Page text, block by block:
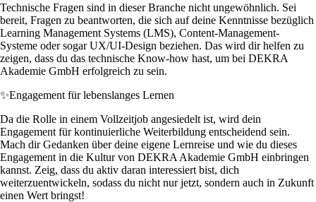
Technische Fragen sind in dieser Branche nicht ungewöhnlich. Sei
bereit, Fragen zu beantworten, die sich auf deine Kenntnisse bezüglich
Learning Management Systems (LMS), Content-Management-
Systeme oder sogar UX/UI-Design beziehen. Das wird dir helfen zu
zeigen, dass du das technische Know-how hast, um bei DEKRA
Akademie GmbH erfolgreich zu sein.
✨Engagement für lebenslanges Lernen
Da die Rolle in einem Vollzeitjob angesiedelt ist, wird dein
Engagement für kontinuierliche Weiterbildung entscheidend sein.
Mach dir Gedanken über deine eigene Lernreise und wie du dieses
Engagement in die Kultur von DEKRA Akademie GmbH einbringen
kannst. Zeig, dass du aktiv daran interessiert bist, dich
weiterzuentwickeln, sodass du nicht nur jetzt, sondern auch in Zukunft
einen Wert bringst!